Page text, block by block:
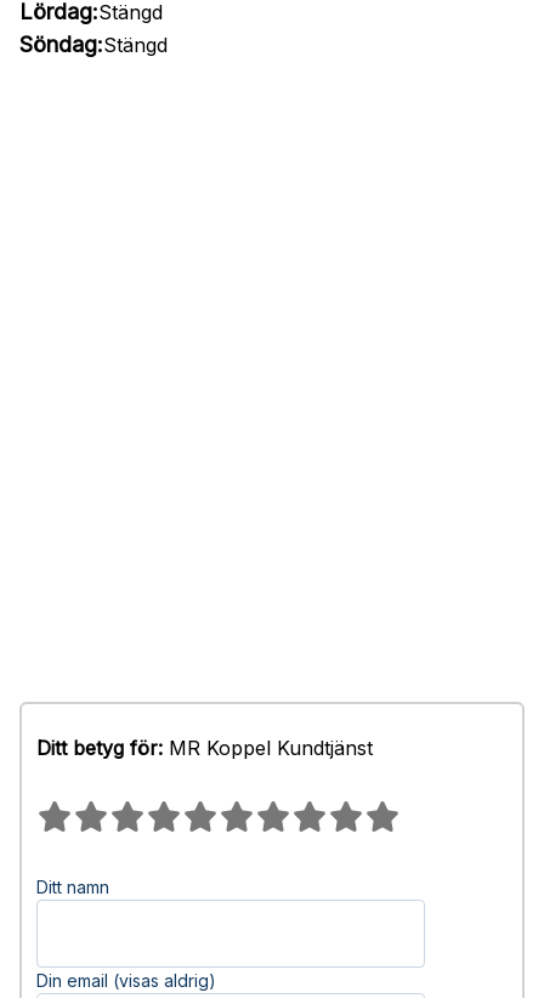
Lördag:Stängd
Söndag:Stängd
Ditt betyg för: MR Koppel Kundtjänst
Ditt namn
Din email (visas aldrig)